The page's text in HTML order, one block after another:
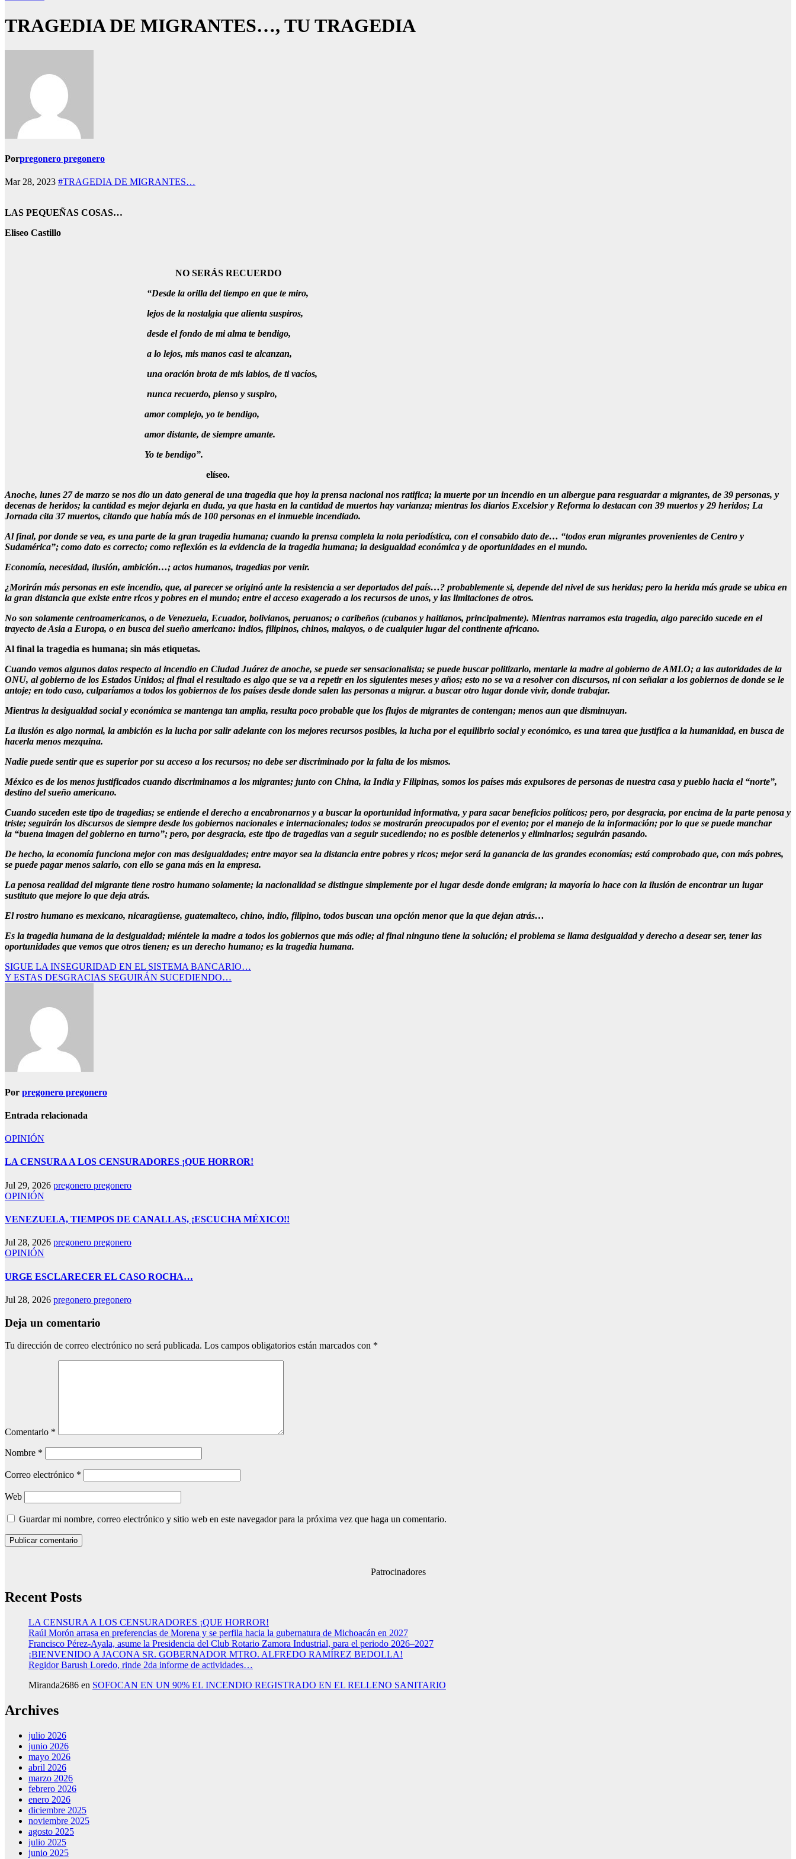
TRAGEDIA DE MIGRANTES…, TU TRAGEDIA
Porpregonero pregonero
Mar 28, 2023 #TRAGEDIA DE MIGRANTES…
LAS PEQUEÑAS COSAS…
Eliseo Castillo
NO SERÁS RECUERDO
“Desde la orilla del tiempo en que te miro,
lejos de la nostalgia que alienta suspiros,
desde el fondo de mi alma te bendigo,
a lo lejos, mis manos casi te alcanzan,
una oración brota de mis labios, de ti vacíos,
nunca recuerdo, pienso y suspiro,
amor complejo, yo te bendigo,
amor distante, de siempre amante.
Yo te bendigo”.
elíseo.
Anoche, lunes 27 de marzo se nos dio un dato general de una tragedia que hoy la prensa nacional nos ratifica; la muerte por un incendio en un albergue para resguardar a migrantes, de 39 personas, y
decenas de heridos; la cantidad es mejor dejarla en duda, ya que hasta en la cantidad de muertos hay varianza; mientras los diarios Excelsior y Reforma lo destacan con 39 muertos y 29 heridos; La
Jornada cita 37 muertos, citando que había más de 100 personas en el inmueble incendiado.
Al final, por donde se vea, es una parte de la gran tragedia humana; cuando la prensa completa la nota periodística, con el consabido dato de… “todos eran migrantes provenientes de Centro y
Sudamérica”; como dato es correcto; como reflexión es la evidencia de la tragedia humana; la desigualdad económica y de oportunidades en el mundo.
Economía, necesidad, ilusión, ambición…; actos humanos, tragedias por venir.
¿Morirán más personas en este incendio, que, al parecer se originó ante la resistencia a ser deportados del país…? probablemente si, depende del nivel de sus heridas; pero la herida más grade se ubica en
la gran distancia que existe entre ricos y pobres en el mundo; entre el acceso exagerado a los recursos de unos, y las limitaciones de otros.
No son solamente centroamericanos, o de Venezuela, Ecuador, bolivianos, peruanos; o caribeños (cubanos y haitianos, principalmente). Mientras narramos esta tragedia, algo parecido sucede en el
trayecto de Asia a Europa, o en busca del sueño americano: indios, filipinos, chinos, malayos, o de cualquier lugar del continente africano.
Al final la tragedia es humana; sin más etiquetas.
Cuando vemos algunos datos respecto al incendio en Ciudad Juárez de anoche, se puede ser sensacionalista; se puede buscar politizarlo, mentarle la madre al gobierno de AMLO; a las autoridades de la
ONU, al gobierno de los Estados Unidos; al final el resultado es algo que se va a repetir en los siguientes meses y años; esto no se va a resolver con discursos, ni con señalar a los gobiernos de donde se le
antoje; en todo caso, culparíamos a todos los gobiernos de los países desde donde salen las personas a migrar. a buscar otro lugar donde vivir, donde trabajar.
Mientras la desigualdad social y económica se mantenga tan amplia, resulta poco probable que los flujos de migrantes de contengan; menos aun que disminuyan.
La ilusión es algo normal, la ambición es la lucha por salir adelante con los mejores recursos posibles, la lucha por el equilibrio social y económico, es una tarea que justifica a la humanidad, en busca de
hacerla menos mezquina.
Nadie puede sentir que es superior por su acceso a los recursos; no debe ser discriminado por la falta de los mismos.
México es de los menos justificados cuando discriminamos a los migrantes; junto con China, la India y Filipinas, somos los países más expulsores de personas de nuestra casa y pueblo hacia el “norte”,
destino del sueño americano.
Cuando suceden este tipo de tragedias; se entiende el derecho a encabronarnos y a buscar la oportunidad informativa, y para sacar beneficios políticos; pero, por desgracia, por encima de la parte penosa y
triste; seguirán los discursos de siempre desde los gobiernos nacionales e internacionales; todos se mostrarán preocupados por el evento; por el manejo de la información; por lo que se puede manchar
la “buena imagen del gobierno en turno”; pero, por desgracia, este tipo de tragedias van a seguir sucediendo; no es posible detenerlos y eliminarlos; seguirán pasando.
De hecho, la economía funciona mejor con mas desigualdades; entre mayor sea la distancia entre pobres y ricos; mejor será la ganancia de las grandes economías; está comprobado que, con más pobres,
se puede pagar menos salario, con ello se gana más en la empresa.
La penosa realidad del migrante tiene rostro humano solamente; la nacionalidad se distingue simplemente por el lugar desde donde emigran; la mayoría lo hace con la ilusión de encontrar un lugar
sustituto que mejore lo que deja atrás.
El rostro humano es mexicano, nicaragüense, guatemalteco, chino, indio, filipino, todos buscan una opción menor que la que dejan atrás…
Es la tragedia humana de la desigualdad; miéntele la madre a todos los gobiernos que más odie; al final ninguno tiene la solución; el problema se llama desigualdad y derecho a desear ser, tener las
oportunidades que vemos que otros tienen; es un derecho humano; es la tragedia humana.
Navegación
de
SIGUE LA INSEGURIDAD EN EL SISTEMA BANCARIO…
Y ESTAS DESGRACIAS SEGUIRÁN SUCEDIENDO…
Por pregonero pregonero
Entrada relacionada
OPINIÓN
LA CENSURA A LOS CENSURADORES ¡QUE HORROR!
Jul 29, 2026 pregonero pregonero
OPINIÓN
VENEZUELA, TIEMPOS DE CANALLAS, ¡ESCUCHA MÉXICO!!
Jul 28, 2026 pregonero pregonero
OPINIÓN
URGE ESCLARECER EL CASO ROCHA…
Jul 28, 2026 pregonero pregonero
Deja un comentario
Tu dirección de correo electrónico no será publicada. Los campos obligatorios están marcados con *
Comentario *
Nombre *
Correo electrónico *
Web
Guardar mi nombre, correo electrónico y sitio web en este navegador para la próxima vez que haga un comentario.
Patrocinadores
Recent Posts
LA CENSURA A LOS CENSURADORES ¡QUE HORROR!
Raúl Morón arrasa en preferencias de Morena y se perfila hacia la gubernatura de Michoacán en 2027
Francisco Pérez-Ayala, asume la Presidencia del Club Rotario Zamora Industrial, para el periodo 2026–2027
¡BIENVENIDO A JACONA SR. GOBERNADOR MTRO. ALFREDO RAMÍREZ BEDOLLA!
Regidor Barush Loredo, rinde 2da informe de actividades…
Miranda2686 en SOFOCAN EN UN 90% EL INCENDIO REGISTRADO EN EL RELLENO SANITARIO
Archives
julio 2026
junio 2026
mayo 2026
abril 2026
marzo 2026
febrero 2026
enero 2026
diciembre 2025
noviembre 2025
agosto 2025
julio 2025
junio 2025